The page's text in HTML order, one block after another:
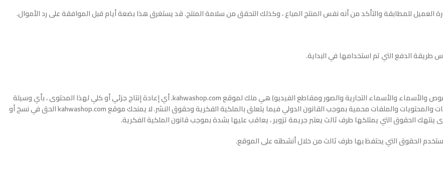
العميل للمطابقة والتأكد من أنه نفس المنتج المباع ، وكذلك التحقق من سلامة المنتج. قد يستغرق هذا بضعة أيام قبل الموافقة على رد الأموال.
جميع المحتويات الموجودة على موقع kahwashop.com (الرسوم التوضيحية والنصوص والأسماء والأسماء التجارية والصور ومقاطع الفيديو) هي ملك لموقع kahwashop.com. أي إعادة إنتاج جزئي أو كلي لهذا المحتوى ، بأي وسيلة
وعلى أي دعم ، يخضع لترخيص مسبق وصريح من kahwashop.com. جميع المعلومات والمحتويات والملفات محمية بموجب القانون الدولي فيما يتعلق بالملكية الفكرية وحقوق النشر. لا يمنحك موقع kahwashop.com الحق في نسخ أو
الحقوق التي يمتلكها طرف ثالث يعتبر جريمة تزوير ، يعاقب عليها بشدة بموجب قانون الملكية الفكرية.